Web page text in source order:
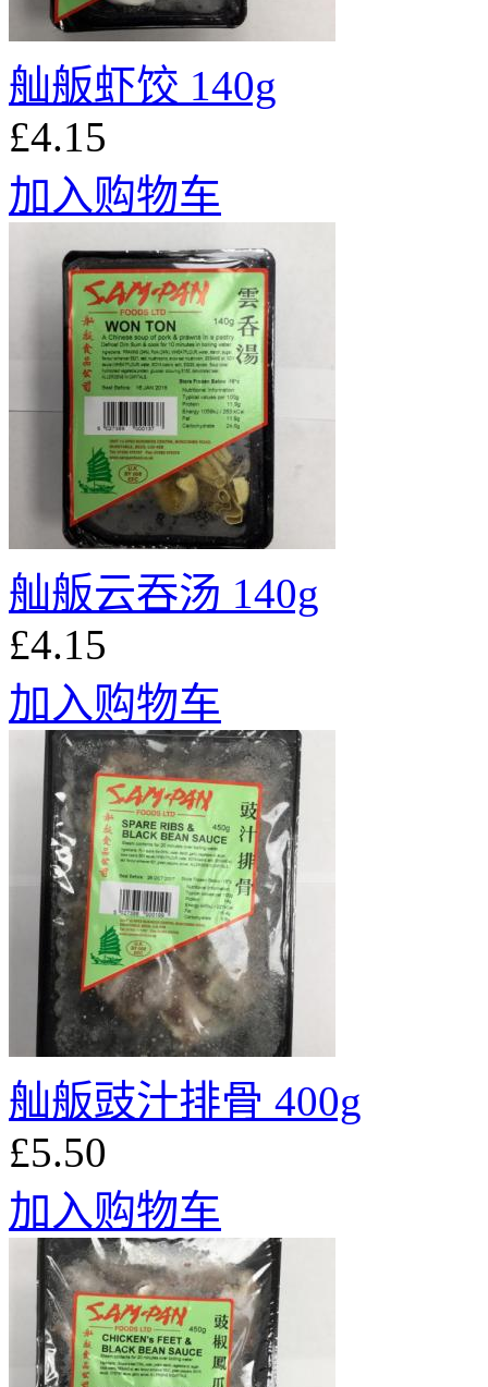
舢舨虾饺 140g
£4.15
加入购物车
舢舨云吞汤 140g
£4.15
加入购物车
舢舨豉汁排骨 400g
£5.50
加入购物车